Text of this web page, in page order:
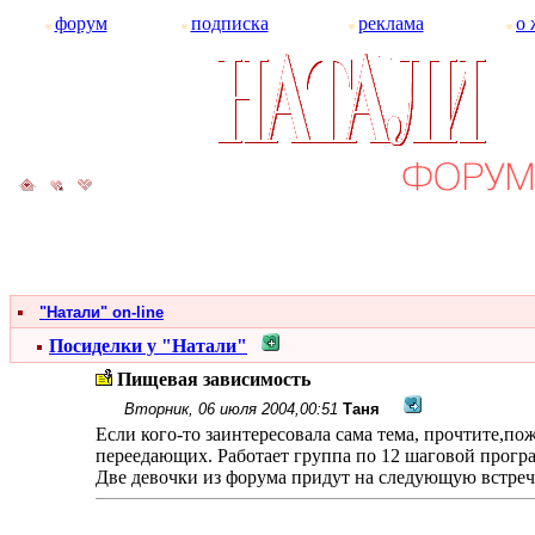
форум подписка реклама о
"Натали" on-line
Посиделки у "Натали"
Пищевая зависимость
Вторник, 06 июля 2004,00:51 Таня
Если кого-то заинтересовала сама тема,
переедающих. Работает группа по 12 шаговой
Две девочки из форума придут на следующую